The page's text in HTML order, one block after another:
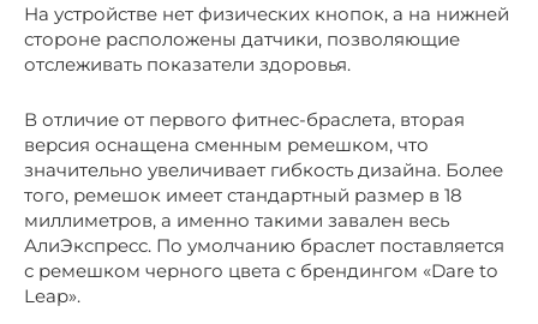
На устройстве нет физических кнопок, а на нижней
стороне расположены датчики, позволяющие
отслеживать показатели здоровья.
В отличие от первого фитнес-браслета, вторая
версия оснащена сменным ремешком, что
значительно увеличивает гибкость дизайна. Более
того, ремешок имеет стандартный размер в 18
миллиметров, а именно такими завален весь
АлиЭкспресс. По умолчанию браслет поставляется
с ремешком черного цвета с брендингом «Dare to
Leap».